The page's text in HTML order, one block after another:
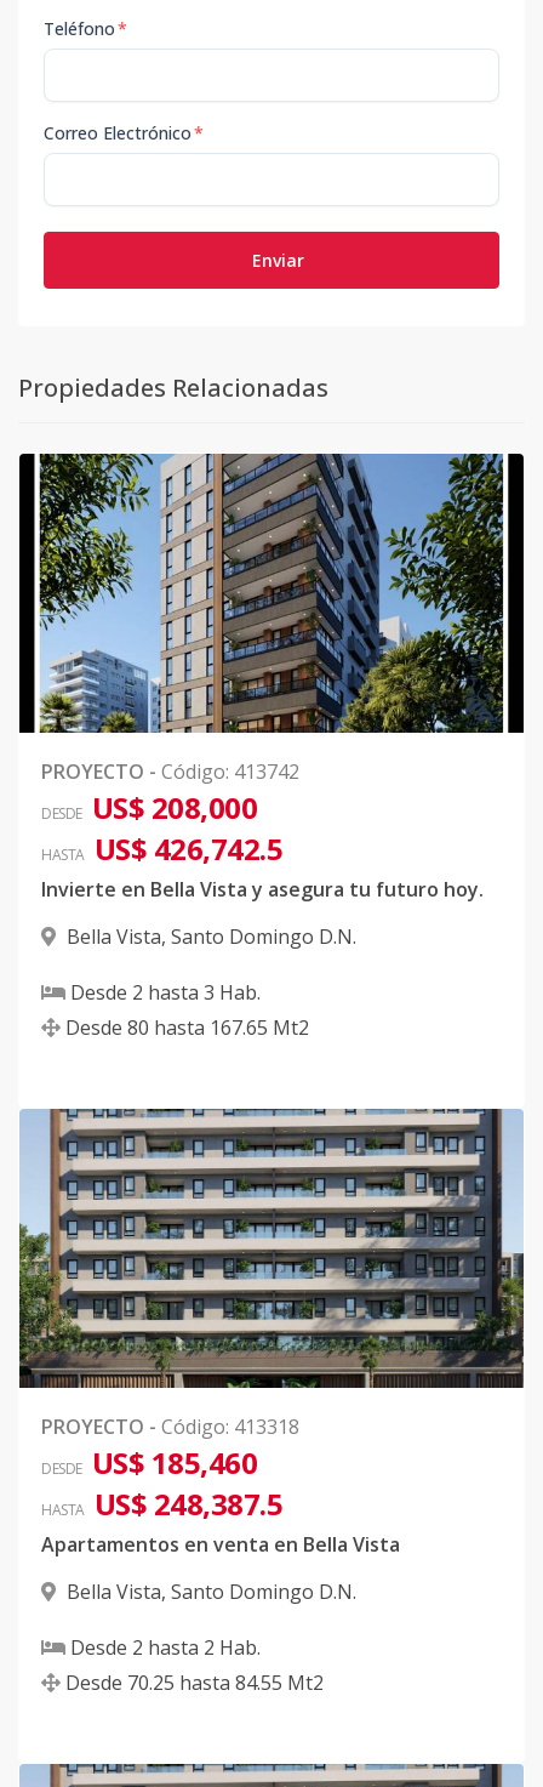
Teléfono*
Correo Electrónico*
Enviar
Propiedades Relacionadas
PROYECTO - Código: 413742
DESDE US$ 208,000
HASTA US$ 426,742.5
Invierte en Bella Vista y asegura tu futuro hoy.
Bella Vista, Santo Domingo D.N.
Desde 2 hasta 3 Hab.
Desde 80 hasta 167.65 Mt2
PROYECTO - Código: 413318
DESDE US$ 185,460
HASTA US$ 248,387.5
Apartamentos en venta en Bella Vista
Bella Vista, Santo Domingo D.N.
Desde 2 hasta 2 Hab.
Desde 70.25 hasta 84.55 Mt2